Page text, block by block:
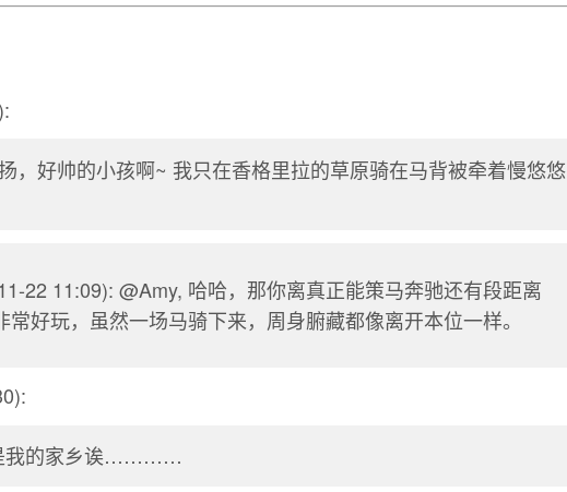
，好帅的小孩啊~ 我只在香格里拉的草原骑在马背被牵着慢悠悠
22 11:09): @Amy, 哈哈，那你离真正能策马奔驰还有段距离
好玩，虽然一场马骑下来，周身腑藏都像离开本位一样。
我的家乡诶…………